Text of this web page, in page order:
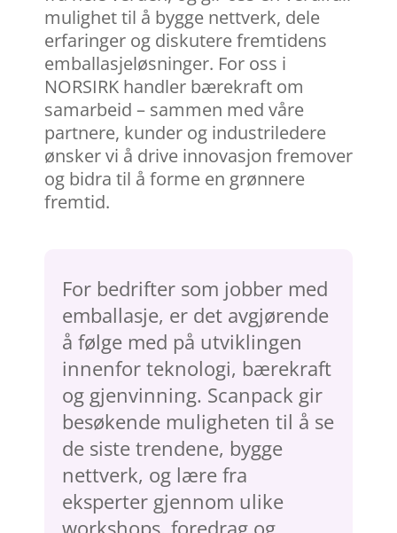
mulighet til å bygge nettverk, dele
erfaringer og diskutere fremtidens
emballasjeløsninger. For oss i
NORSIRK handler bærekraft om
samarbeid – sammen med våre
partnere, kunder og industriledere
ønsker vi å drive innovasjon fremover
og bidra til å forme en grønnere
fremtid.
For bedrifter som jobber med
emballasje, er det avgjørende
å følge med på utviklingen
innenfor teknologi, bærekraft
og gjenvinning. Scanpack gir
besøkende muligheten til å se
de siste trendene, bygge
nettverk, og lære fra
eksperter gjennom ulike
workshops, foredrag og